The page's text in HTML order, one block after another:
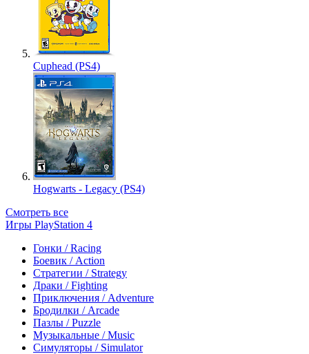
Cuphead (PS4)
Hogwarts - Legacy (PS4)
Смотреть все
Игры PlayStation 4
Гонки / Racing
Боевик / Action
Стратегии / Strategy
Драки / Fighting
Приключения / Adventure
Бродилки / Arcade
Пазлы / Puzzle
Музыкальные / Music
Симуляторы / Simulator